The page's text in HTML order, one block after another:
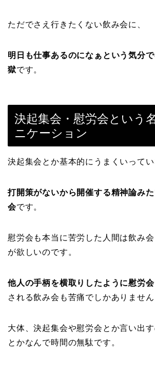
ただでさえ行きたくない飲み会に、
明日も仕事あるのになぁという気分
獄です。
決起集会・慰労会という
ニケーション
決起集会とか基本的にうまくいってい
打開策がないから開催する精神論み
会です。
慰労会も本当に苦労した人間は飲み
が欲しいのです。
他人の手柄を横取りしたように慰労会
される飲み会も苦痛でしかありません
大体、決起集会や慰労会とか言い出
とかなんで時間の無駄です。